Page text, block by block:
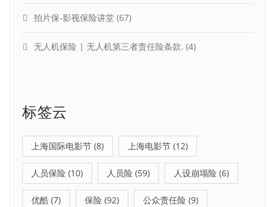
拍片保-影视保险讲堂 (67)
无人机保险 | 无人机第三者责任险条款. (4)
标签云
上海国际电影节 (8) 上海电影节 (12)
人员保险 (10) 人员险 (59) 人设崩塌险 (6)
优酷 (7) 保险 (92) 公众责任险 (9)